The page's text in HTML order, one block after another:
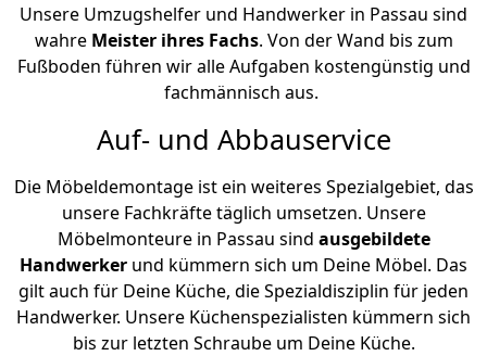
Unsere Umzugshelfer und Handwerker in Passau sind
wahre Meister ihres Fachs. Von der Wand bis zum
Fußboden führen wir alle Aufgaben kostengünstig und
fachmännisch aus.
Auf- und Abbauservice
Die Möbeldemontage ist ein weiteres Spezialgebiet, das
unsere Fachkräfte täglich umsetzen. Unsere
Möbelmonteure in Passau sind ausgebildete
Handwerker und kümmern sich um Deine Möbel. Das
gilt auch für Deine Küche, die Spezialdisziplin für jeden
Handwerker. Unsere Küchenspezialisten kümmern sich
bis zur letzten Schraube um Deine Küche.